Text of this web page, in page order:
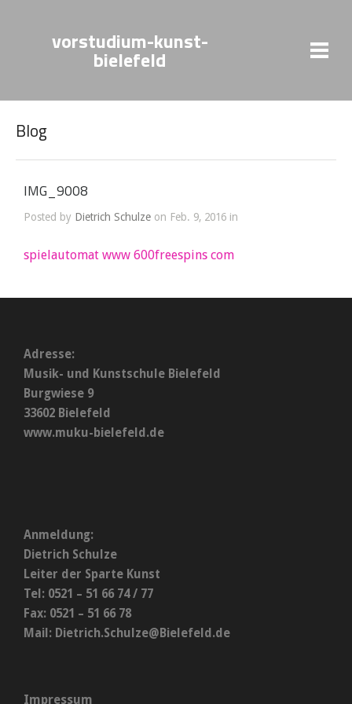
vorstudium-kunst-
bielefeld
Blog
IMG_9008
Posted by Dietrich Schulze on Feb. 9, 2016 in
spielautomat www 600freespins com
Adresse:
Musik- und Kunstschule Bielefeld
Burgwiese 9
33602 Bielefeld
www.muku-bielefeld.de
Anmeldung:
Dietrich Schulze
Leiter der Sparte Kunst
Tel: 0521 – 51 66 74 / 77
Fax: 0521 – 51 66 78
Mail: Dietrich.Schulze@Bielefeld.de
Impressum